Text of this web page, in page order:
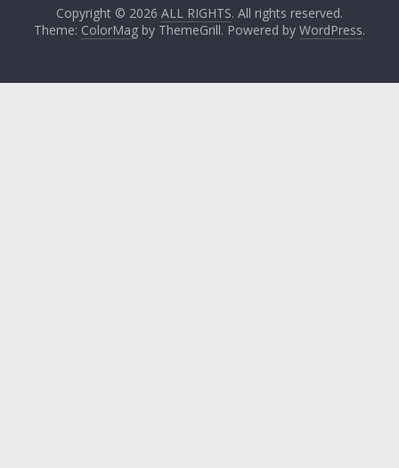
Copyright © 2026 ALL RIGHTS. All rights reserved.
Theme: ColorMagby ThemeGrill. Powered by WordPress.